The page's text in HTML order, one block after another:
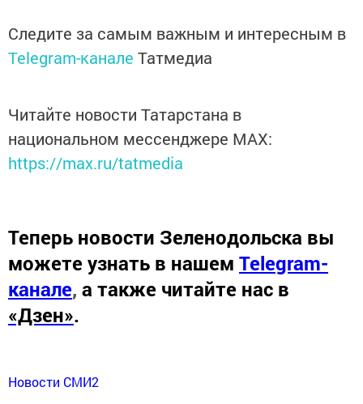
Следите за самым важным и интересным в
Telegram-канале Татмедиа
Читайте новости Татарстана в
национальном мессенджере MАХ:
https://max.ru/tatmedia
Теперь новости Зеленодольска вы
можете узнать в нашем Telegram-
канале, а также читайте нас в
«Дзен».
Новости СМИ2